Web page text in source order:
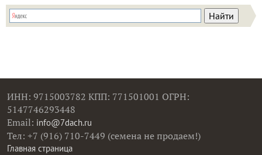
ИНН: 9715003782 КПП: 771501001 ОГРН:
5147746293448
Email: info@7dach.ru
Тел: +7 (916) 710-7449 (семена не продаем!)
Главная страница